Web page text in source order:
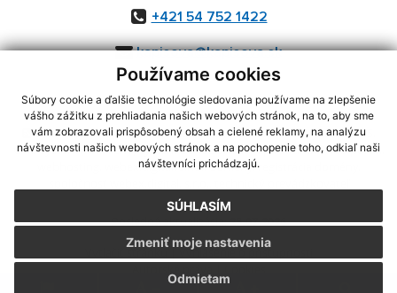
Používame cookies
Súbory cookie a ďalšie technológie sledovania používame na zlepšenie
vášho zážitku z prehliadania našich webových stránok, na to, aby sme
vám zobrazovali prispôsobený obsah a cielené reklamy, na analýzu
návštevnosti našich webových stránok a na pochopenie toho, odkiaľ naši
návštevníci prichádzajú.
SÚHLASÍM
Odmietam
Zmeniť moje nastavenia
+421 54 752 1422
kapisova@kapisova.sk
využite možnosť získavania aktuálnych informácií s využitím RSS
CMS systém (redakčný) systém ECHELON 2,Mapa stránok,web portál
webex.digital, s.r.o.,domény,registrácia domény
Posledná aktualizácia:23.07.2026
Vytlačiť stránku|Vyhlásenie o prístupnosti